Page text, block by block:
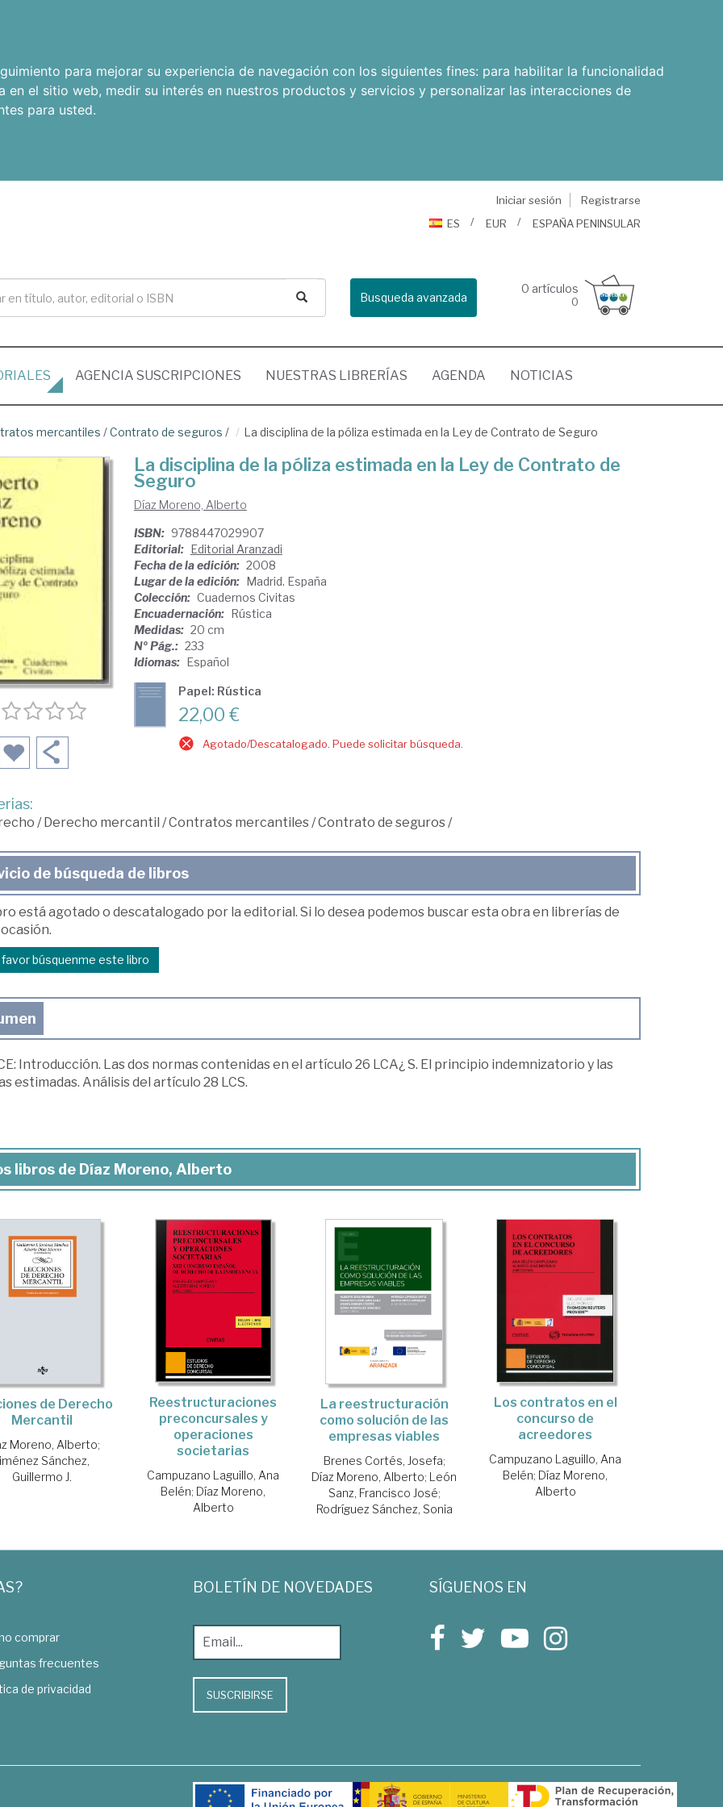
para mejorar su experiencia de navegación con los siguientes fines: para habilitar la funcionalidad
en el sitio web, medir su interés en nuestros productos y servicios y personalizar las interacciones de
para usted.
Iniciar sesión
Registrarse
ES
EUR ESPAÑA PENINSULAR
Busqueda avanzada
0 artículos
0
AGENCIA SUSCRIPCIONES NUESTRAS LIBRERÍAS AGENDA NOTICIAS
mercantiles /Contrato de seguros / La disciplina de la póliza estimada en la Ley de Contrato de Seguro
La disciplina de la póliza estimada en la Ley de Contrato de
Seguro
Díaz Moreno, Alberto
ISBN: 9788447029907
Editorial: Editorial Aranzadi
Fecha de la edición: 2008
Lugar de la edición: Madrid. España
Colección: Cuadernos Civitas
Encuadernación: Rústica
Medidas: 20 cm
Nº Pág.: 233
Idiomas: Español
Papel: Rústica
22,00 €
Agotado/Descatalogado. Puede solicitar búsqueda.
/Derecho mercantil /Contratos mercantiles/Contrato de seguros/
de búsqueda de libros
está agotado o descatalogado por la editorial. Si lo desea podemos buscar esta obra en librerías de
favor búsquenme este libro
Introducción. Las dos normas contenidas en el artículo 26 LCA¿ S. El principio indemnizatorio y las
estimadas. Análisis del artículo 28 LCS.
libros de Díaz Moreno, Alberto
de Derecho
Mercantil
Moreno, Alberto;
Sánchez,
Guillermo J.
Reestructuraciones
preconcursales y
operaciones
societarias
Campuzano Laguillo, Ana
Belén; Díaz Moreno,
Alberto
La reestructuración
como solución de las
empresas viables
Brenes Cortés, Josefa;
Díaz Moreno, Alberto; León
Sanz, Francisco José;
Rodríguez Sánchez, Sonia
Los contratos en el
concurso de
acreedores
Campuzano Laguillo, Ana
Belén; Díaz Moreno,
Alberto
comprar
frecuentes
de privacidad
BOLETÍN DE NOVEDADES
SUSCRIBIRSE
SÍGUENOS EN